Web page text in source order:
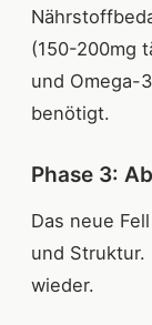
(150-200mg
und Omega-
benötigt.
Phase 3:
Das neue
und
wieder.